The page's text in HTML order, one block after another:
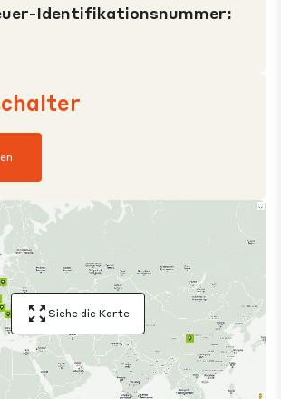
Identifikationsnummer:
Siehe die Karte